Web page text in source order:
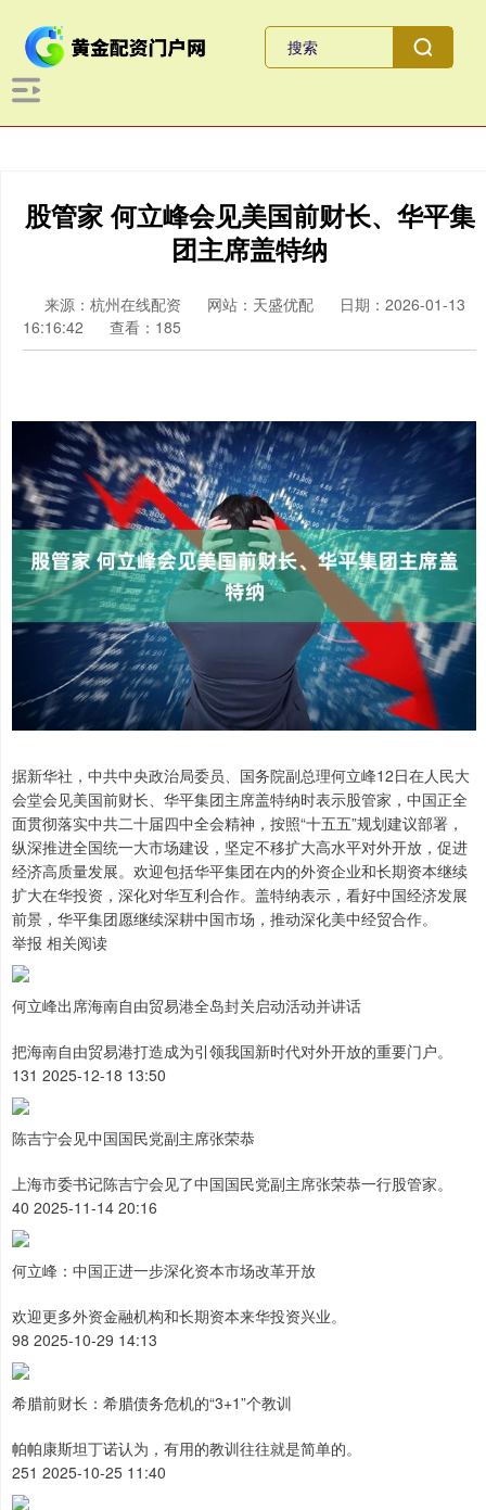
股管家 何立峰会见美国前财长、华平集
团主席盖特纳
来源：杭州在线配资 网站：天盛优配
日期：2026-01-13
16:16:42
查看：185
据新华社，中共中央政治局委员、国务院副总理何立峰12日在人民大
会堂会见美国前财长、华平集团主席盖特纳时表示股管家，中国正全
面贯彻落实中共二十届四中全会精神，按照“十五五”规划建议部署，
纵深推进全国统一大市场建设，坚定不移扩大高水平对外开放，促进
经济高质量发展。欢迎包括华平集团在内的外资企业和长期资本继续
扩大在华投资，深化对华互利合作。盖特纳表示，看好中国经济发展
前景，华平集团愿继续深耕中国市场，推动深化美中经贸合作。
举报 相关阅读
何立峰出席海南自由贸易港全岛封关启动活动并讲话
把海南自由贸易港打造成为引领我国新时代对外开放的重要门户。
131 2025-12-18 13:50
陈吉宁会见中国国民党副主席张荣恭
上海市委书记陈吉宁会见了中国国民党副主席张荣恭一行股管家。
40 2025-11-14 20:16
何立峰：中国正进一步深化资本市场改革开放
欢迎更多外资金融机构和长期资本来华投资兴业。
98 2025-10-29 14:13
希腊前财长：希腊债务危机的“3+1”个教训
帕帕康斯坦丁诺认为，有用的教训往往就是简单的。
251 2025-10-25 11:40